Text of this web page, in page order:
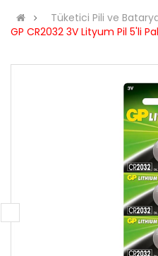
Tüketici Pili ve
GP CR2032 3V Lityum Pil 5'li